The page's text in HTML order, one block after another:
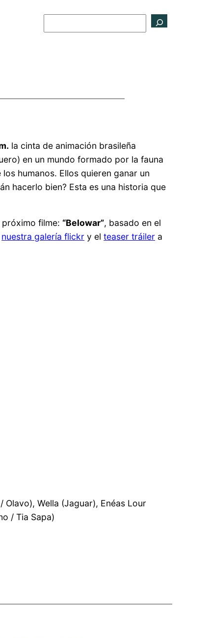
la cinta de animación brasileña
en un mundo formado por la fauna
humanos. Ellos quieren ganar un
hacerlo bien? Esta es una historia que
filme: “Belowar”, basado en el
nuestra galería flickr y elteaser tráiler a
Wella (Jaguar), Enéas Lour
/ Tia Sapa)